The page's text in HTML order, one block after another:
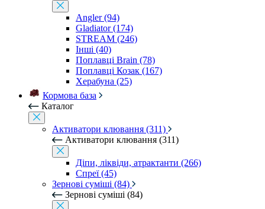
Angler (94)
Gladiator (174)
STREAM (246)
Інші (40)
Поплавці Brain (78)
Поплавці Козак (167)
Херабуна (25)
Кормова база
Каталог
Активатори клювання (311)
Активатори клювання (311)
Діпи, ліквіди, атрактанти (266)
Спреї (45)
Зернові суміші (84)
Зернові суміші (84)